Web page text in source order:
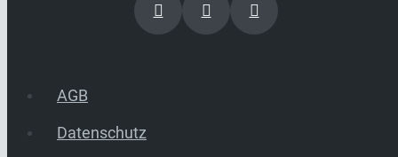
AGB
Datenschutz